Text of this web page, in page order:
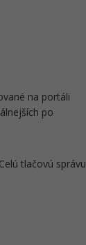
na portáli
po
tlačovú správu